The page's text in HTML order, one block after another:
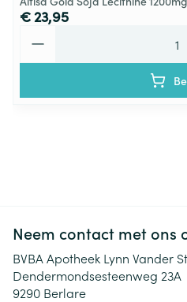
€ 23,95
Neem contact met ons
BVBA Apotheek Lynn Vander
Dendermondsesteenweg 23A
9290 Berlare